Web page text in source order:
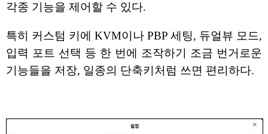
각종 기능을 제어할 수 있다.
특히 커스텀 키에 KVM이나 PBP 세팅, 듀얼뷰 모드,
입력 포트 선택 등 한 번에 조작하기 조금 번거로운
기능들을 저장, 일종의 단축키처럼 쓰면 편리하다.